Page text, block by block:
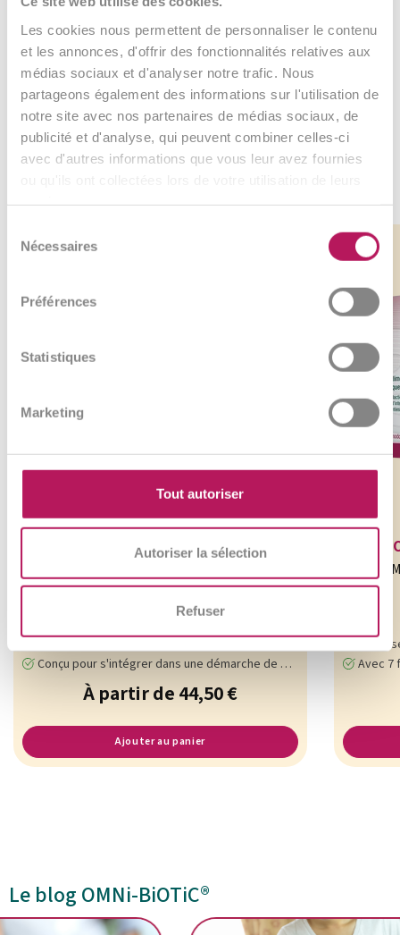
Les cookies nous permettent de personnaliser le contenu
et les annonces, d'offrir des fonctionnalités relatives aux
médias sociaux et d'analyser notre trafic. Nous
partageons également des informations sur l'utilisation de
notre site avec nos partenaires de médias sociaux, de
publicité et d'analyse, qui peuvent combiner celles-ci
avec d'autres informations que vous leur avez fournies
Nécessaires
Préférences
Statistiques
Marketing
Tout autoriser
Autoriser la sélection
Refuser
Nos meilleures ventes
vers
versTrès populaire
OMNi-BiOTiC® 6
microbiote au quotidien
Conçu pour s'intégrer dans une démarche de bien-être intestinal
À partir de 44,50 €
Ajouter au panier
Lien
vers
produit
Lien
vers
produit
-5%
Avec 7
Le blog OMNi-BiOTiC®